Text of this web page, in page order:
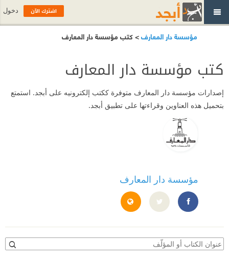
مؤسسة دار المعارف> كتب مؤسسة دار المعارف
كتب مؤسسة دار المعارف
إصدارات مؤسسة دار المعارف متوفرة ككتب إلكترونيه على أبجد. استمتع
بتحميل هذه العناوين وقراءتها على تطبيق أبجد.
مؤسسة دار المعارف
https://www.facebook.com/Dar.Elmaref/
اشترك الآن دخول